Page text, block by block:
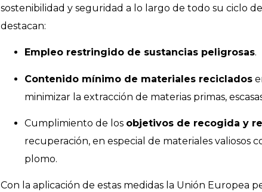
sostenibilidad y seguridad a lo largo de todo su ciclo
destacan:
Empleo restringido de sustancias peligrosas.
Contenido mínimo de materiales reciclados
minimizar la extracción de materias primas,
Cumplimiento de los objetivos de recogida y
recuperación, en especial de materiales valiosos
plomo.
Con la aplicación de estas medidas la Unión Europea